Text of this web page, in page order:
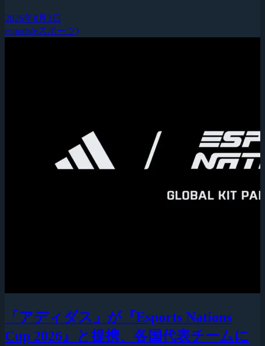
2026年8月3日
esports(eスポーツ)
「アディダス」が『Esports Nations
Cup 2026』と提携、各国代表チームに